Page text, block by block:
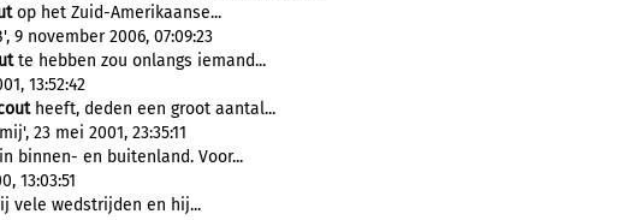
op het Zuid-Amerikaanse...
9 november 2006, 07:09:23
te hebben zou onlangs iemand...
13:52:42
heeft, deden een groot aantal...
23 mei 2001, 23:35:11
binnen- en buitenland. Voor...
13:03:51
vele wedstrijden en hij...